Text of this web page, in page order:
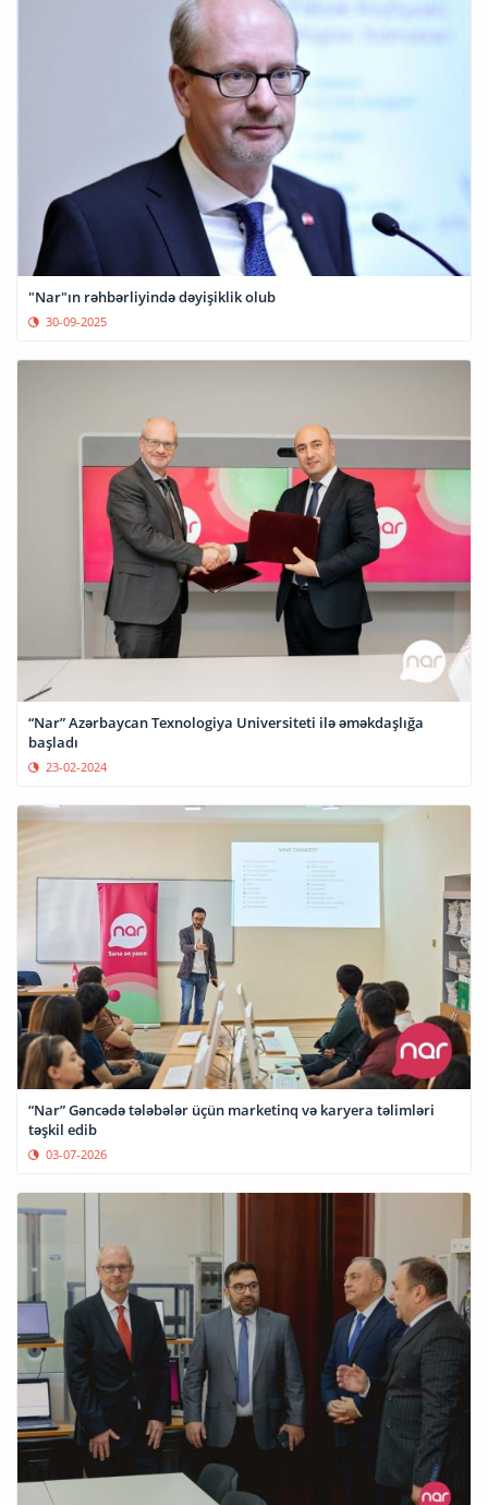
"Nar"ın rəhbərliyində dəyişiklik olub
30-09-2025
“Nar” Azərbaycan Texnologiya Universiteti ilə əməkdaşlığa
başladı
23-02-2024
“Nar” Gəncədə tələbələr üçün marketinq və karyera təlimləri
təşkil edib
03-07-2026